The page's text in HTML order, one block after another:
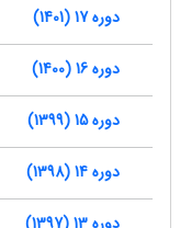
دوره 17 (1401)
دوره 16 (1400)
دوره 15 (1399)
دوره 14 (1398)